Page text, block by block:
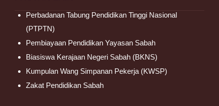
Perbadanan Tabung Pendidikan Tinggi Nasional
(PTPTN)
Pembiayaan Pendidikan Yayasan Sabah
Biasiswa Kerajaan Negeri Sabah (BKNS)
Kumpulan Wang Simpanan Pekerja (KWSP)
Zakat Pendidikan Sabah